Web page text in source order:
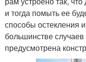
и тогда помыть ее
способы остекления
большинстве
предусмотрена